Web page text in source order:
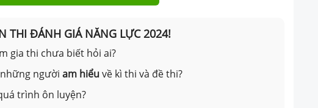
THI ĐÁNH GIÁ NĂNG LỰC 2024!
gia thi chưa biết hỏi ai?
người am hiểuvề kì thi và đề thi?
trình ôn luyện?